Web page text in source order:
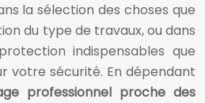
la sélection des choses que
du type de travaux, ou dans
indispensables que
votre sécurité. En dépendant
professionnel proche des